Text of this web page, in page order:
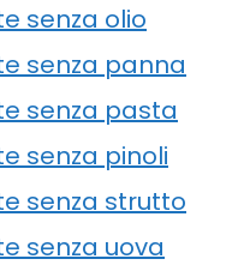
senza olio
senza panna
senza pasta
senza pinoli
senza strutto
senza uova